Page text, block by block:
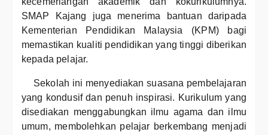
SMAP Kajang juga menerima bantuan daripada
Kementerian Pendidikan Malaysia (KPM) bagi
memastikan kualiti pendidikan yang tinggi diberikan
kepada pelajar.
Sekolah ini menyediakan suasana pembelajaran
yang kondusif dan penuh inspirasi. Kurikulum yang
disediakan menggabungkan ilmu agama dan ilmu
umum, membolehkan pelajar berkembang menjadi